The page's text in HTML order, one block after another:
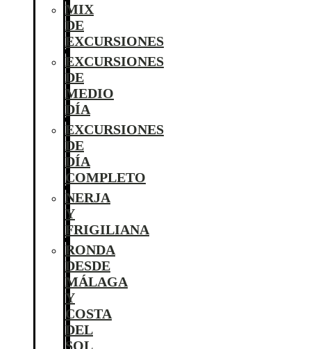
MIX
DE
EXCURSIONES
EXCURSIONES
DE
MEDIO
DÍA
EXCURSIONES
DE
DÍA
COMPLETO
NERJA
Y
FRIGILIANA
RONDA
DESDE
MÁLAGA
Y
COSTA
DEL
SOL